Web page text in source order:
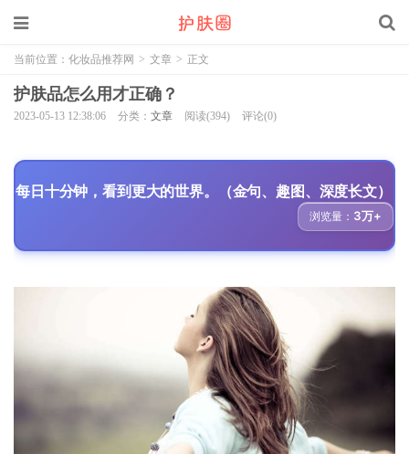
当前位置： 化妆品推荐网 > 文章 > 正文
护肤品怎么用才正确？
2023-05-13 12:38:06 分类： 文章 阅读(394) 评论(0)
每日十分钟，看到更大的世界。（金句、趣图、深度长文）
浏览量： 3万+